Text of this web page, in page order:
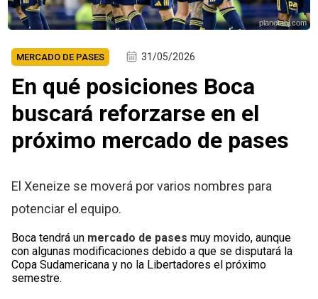
planetabj.com
MERCADO DE PASES 31/05/2026
En qué posiciones Boca
buscará reforzarse en el
próximo mercado de pases
El Xeneize se moverá por varios nombres para
potenciar el equipo.
Boca tendrá un mercado de pases muy movido, aunque
con algunas modificaciones debido a que se disputará la
Copa Sudamericana y no la Libertadores el próximo
semestre.